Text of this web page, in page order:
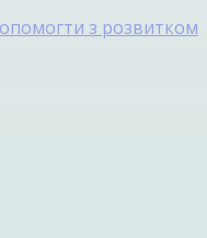
з розвитком